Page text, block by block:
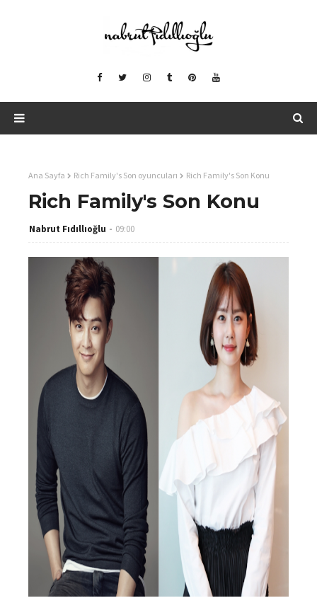
Ana Sayfa Rich Family's Son oyuncuları Rich Family's Son Konu
Rich Family's Son Konu
Nabrut Fıdıllıoğlu 09:00